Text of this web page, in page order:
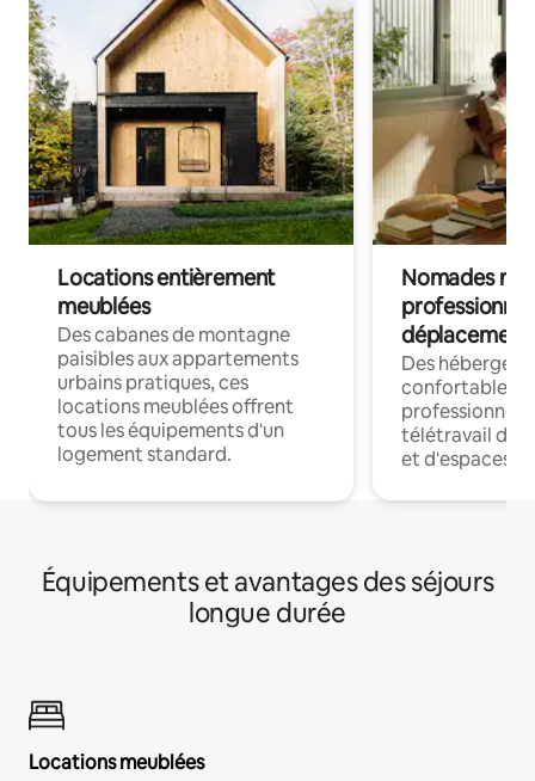
Locations entièrement
meublées
Des cabanes de montagne
paisibles aux appartements
urbains pratiques, ces
locations meublées offrent
tous les équipements d'un
logement standard.
Nomades
déplacement
Des
confortables
professionnels
télétravail
et d'espaces
Équipements et avantages des séjours
longue durée
Locations meublées